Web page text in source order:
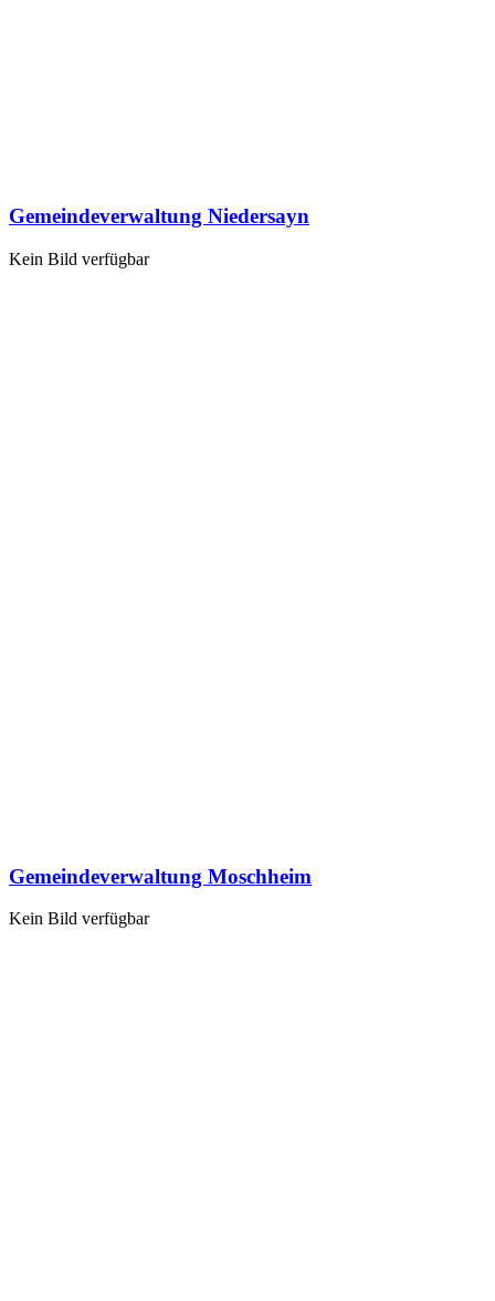
Gemeindeverwaltung Niedersayn
Kein Bild verfügbar
Gemeindeverwaltung Moschheim
Kein Bild verfügbar